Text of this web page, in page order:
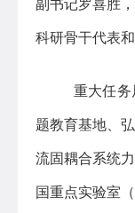
副书记罗喜胜
科研骨干代表
重大任务
题教育基地、
流固耦合系统
国重点实验室